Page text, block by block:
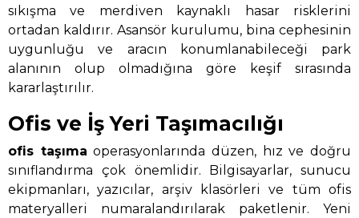
sıkışma ve merdiven kaynaklı hasar risklerini
ortadan kaldırır. Asansör kurulumu, bina cephesinin
uygunluğu ve aracın konumlanabileceği park
alanının olup olmadığına göre keşif sırasında
kararlaştırılır.
Ofis ve İş Yeri Taşımacılığı
ofis taşıma operasyonlarında düzen, hız ve doğru
sınıflandırma çok önemlidir. Bilgisayarlar, sunucu
ekipmanları, yazıcılar, arşiv klasörleri ve tüm ofis
materyalleri numaralandırılarak paketlenir. Yeni